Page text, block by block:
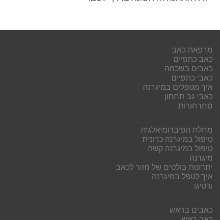
מרפאת כאב
כאב כתפיים
כאבים בשכמה
כאבי כתפיים
איך מטפלים במיגרנה
כאבי גב תחתון
סחרחורות
מחלת הפיברומיאלגיה
טיפול במיגרנה כרונית
טיפול במיגרנה קשה
מיגרנה
יתרונות בולטים של מזור לכאב
איך לטפל במיגרנה
ורטיגו
כאבים בראש